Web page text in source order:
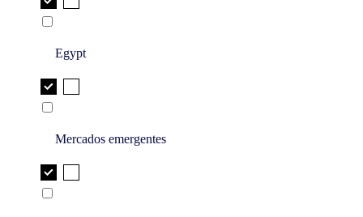
Egypt
Mercados emergentes